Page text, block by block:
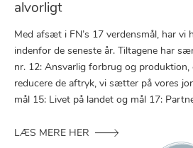
alvorligt
Med afsæt i FN’s 17 verdensmål, har
indenfor de seneste år. Tiltagene har
nr. 12: Ansvarlig forbrug og produktion,
reducere de aftryk, vi sætter på vores
mål 15: Livet på landet og mål 17:
LÆS MERE HER